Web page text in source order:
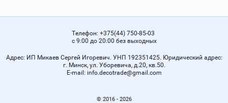
Телефон: +375(44) 750-85-03
с 9:00 до 20:00 без выходных
Адрес: ИП Микаев Сергей Игоревич. УНП 192351425. Юридический адрес:
г. Минск, ул. Уборевича, д.20, кв.50.
Е-mail: info.decotrade@gmail.com
© 2016 - 2026